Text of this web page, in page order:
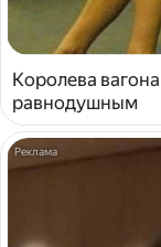
Королева
равнодушным